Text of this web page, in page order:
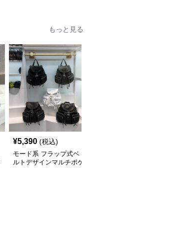
もっと見る
¥5,390 (税込)
モード系 フラップ式ベ
ルトデザインマルチポケ